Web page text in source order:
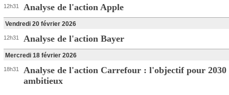
12h31 Analyse de l'action Apple
Vendredi 20 février 2026
12h31 Analyse de l'action Bayer
Mercredi 18 février 2026
18h31
Analyse de l'action Carrefour : l'objectif pour 2030
ambitieux